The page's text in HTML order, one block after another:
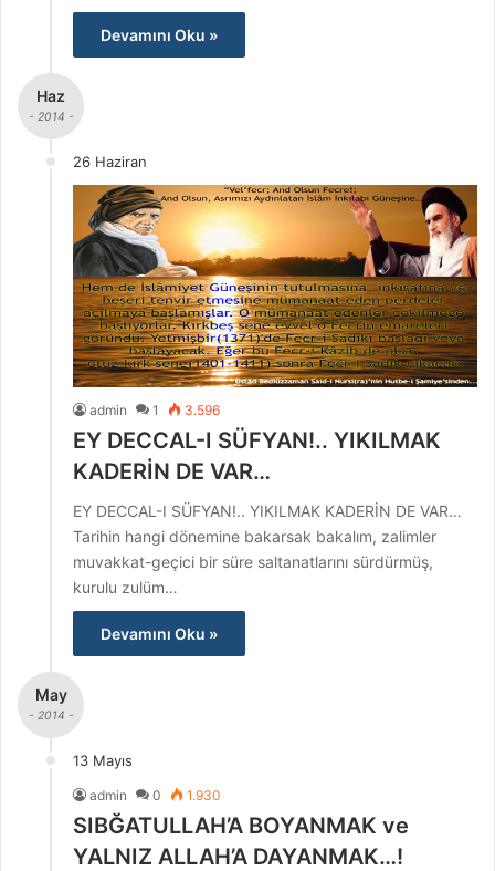
Devamını Oku »
Haz
- 2014 -
26 Haziran
admin 1 3.596
EY DECCAL-I SÜFYAN!.. YIKILMAK
KADERİN DE VAR…
EY DECCAL-I SÜFYAN!.. YIKILMAK KADERİN DE VAR…
Tarihin hangi dönemine bakarsak bakalım, zalimler
muvakkat-geçici bir süre saltanatlarını sürdürmüş,
kurulu zulüm…
Devamını Oku »
May
- 2014 -
13 Mayıs
admin 0 1.930
SIBĞATULLAH’A BOYANMAK ve
YALNIZ ALLAH’A DAYANMAK…!